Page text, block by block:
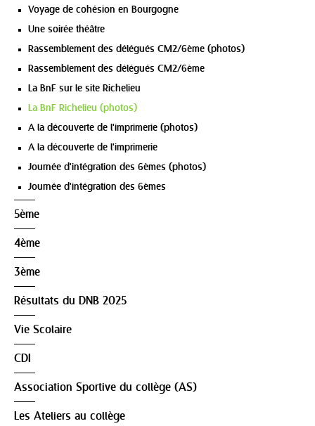
Voyage de cohésion en Bourgogne
Une soirée théâtre
Rassemblement des délégués CM2/6ème (photos)
Rassemblement des délégués CM2/6ème
La BnF sur le site Richelieu
La BnF Richelieu (photos)
A la découverte de l'imprimerie (photos)
A la découverte de l'imprimerie
Journée d'intégration des 6èmes (photos)
Journée d'intégration des 6èmes
5ème
4ème
3ème
Résultats du DNB 2025
Vie Scolaire
CDI
Association Sportive du collège (AS)
Les Ateliers au collège